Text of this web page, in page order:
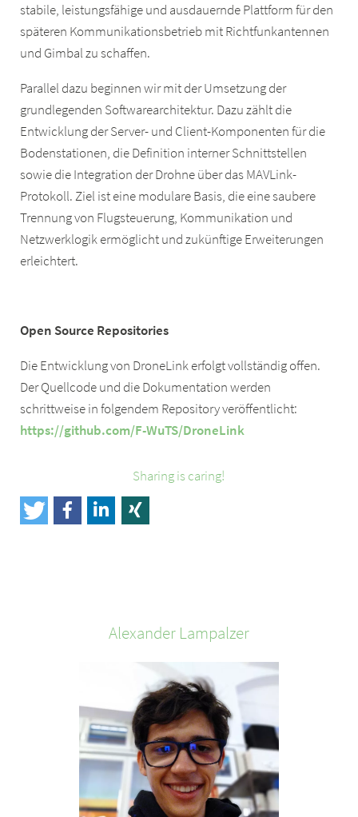
stabile, leistungsfähige und ausdauernde Plattform für den
späteren Kommunikationsbetrieb mit Richtfunkantennen
und Gimbal zu schaffen.
Parallel dazu beginnen wir mit der Umsetzung der
grundlegenden Softwarearchitektur. Dazu zählt die
Entwicklung der Server- und Client-Komponenten für die
Bodenstationen, die Definition interner Schnittstellen
sowie die Integration der Drohne über das MAVLink-
Protokoll. Ziel ist eine modulare Basis, die eine saubere
Trennung von Flugsteuerung, Kommunikation und
Netzwerklogik ermöglicht und zukünftige Erweiterungen
erleichtert.
Open Source Repositories
Die Entwicklung von DroneLink erfolgt vollständig offen.
Der Quellcode und die Dokumentation werden
schrittweise in folgendem Repository veröffentlicht:
https://github.com/F-WuTS/DroneLink
Sharing is caring!
Alexander Lampalzer